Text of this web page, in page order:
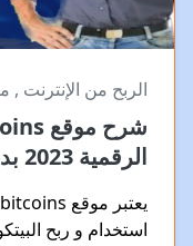
الربح من الإنترنت ,
الرقمية 2023 بدون ايداع
استخدام و ربح